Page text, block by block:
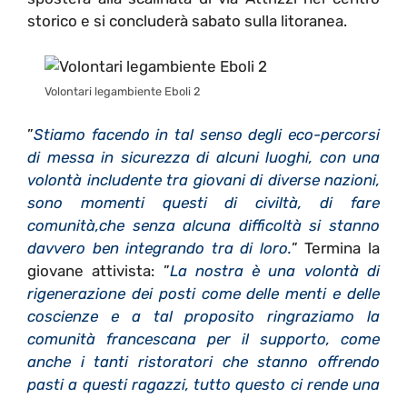
storico e si concluderà sabato sulla litoranea.
Volontari legambiente Eboli 2
”Stiamo facendo in tal senso degli eco-percorsi
di messa in sicurezza di alcuni luoghi, con una
volontà includente tra giovani di diverse nazioni,
sono momenti questi di civiltà, di fare
comunità,che senza alcuna difficoltà si stanno
davvero ben integrando tra di loro.” Termina la
giovane attivista: ”La nostra è una volontà di
rigenerazione dei posti come delle menti e delle
coscienze e a tal proposito ringraziamo la
comunità francescana per il supporto, come
anche i tanti ristoratori che stanno offrendo
pasti a questi ragazzi, tutto questo ci rende una